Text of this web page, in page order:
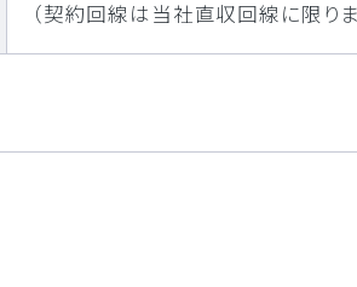
（契約回線は当社直収回線に限りま